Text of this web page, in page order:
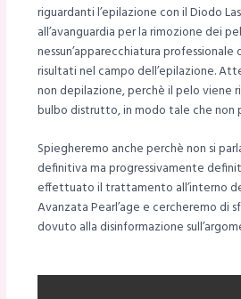
riguardanti l’epilazione con il Diodo
all’avanguardia per la rimozione dei
nessun’apparecchiatura
risultati nel campo dell’epilazione.
non depilazione, perchè il pelo viene
bulbo distrutto, in modo tale che non
Spiegheremo anche perchè non si
definitiva ma progressivamente
effettuato il trattamento all’interno
Avanzata Pearl’age e cercheremo di
dovuto alla disinformazione